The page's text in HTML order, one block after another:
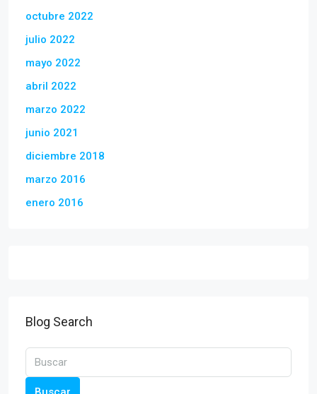
octubre 2022
julio 2022
mayo 2022
abril 2022
marzo 2022
junio 2021
diciembre 2018
marzo 2016
enero 2016
Blog Search